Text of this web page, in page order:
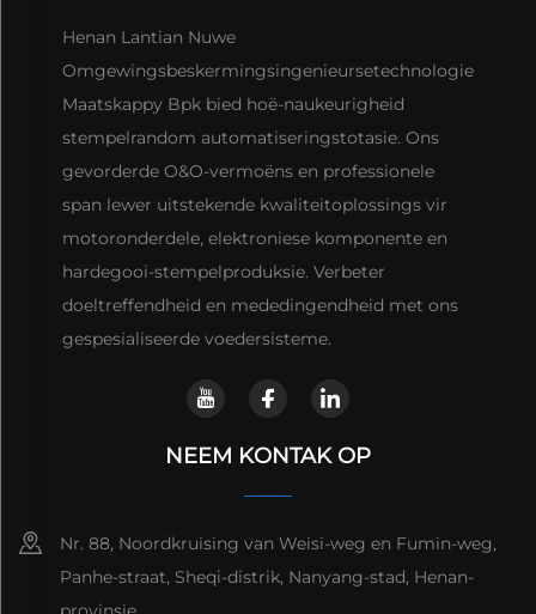
Henan Lantian Nuwe
Omgewingsbeskermingsingenieursetechnologie
Maatskappy Bpk bied hoë-naukeurigheid
stempelrandom automatiseringstotasie. Ons
gevorderde O&O-vermoëns en professionele
span lewer uitstekende kwaliteitoplossings vir
motoronderdele, elektroniese komponente en
hardegooi-stempelproduksie. Verbeter
doeltreffendheid en mededingendheid met ons
gespesialiseerde voedersisteme.
NEEM KONTAK OP
Nr. 88, Noordkruising van Weisi-weg en Fumin-weg,
Panhe-straat, Sheqi-distrik, Nanyang-stad, Henan-